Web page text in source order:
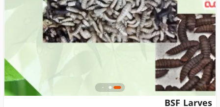
BSF Larves